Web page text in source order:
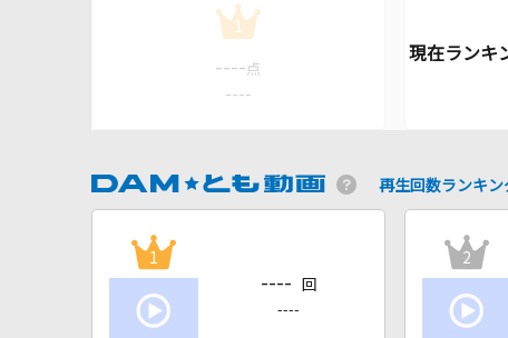
1
---- 点
----
再生回数ランキン
1
---- 回
----
2